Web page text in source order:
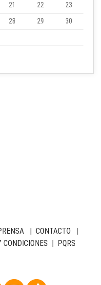
21 22
23
28 29
30
| CONTACTO
CONDICIONES PQRS